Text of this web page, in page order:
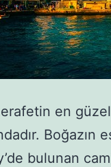
en
Boğazın
bulunan